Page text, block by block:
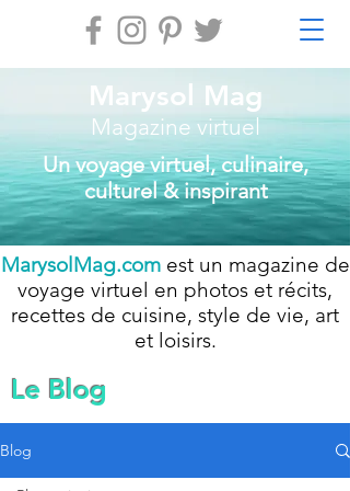
Marysol Mag
Magazine virtuel
Un voyage virtuel, culinaire,
culturel & inspirant
MarysolMag.comest un magazine de
voyage virtuel en photos et récits,
recettes de cuisine, style de vie, art
et loisirs.
Le Blog
Blog